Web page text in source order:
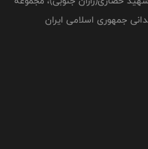
جمهوری اسلامی ایران